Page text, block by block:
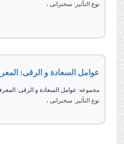
نوع التأثير: سخنرانی
عوامل السعادة و الرقی:
مجموعه: عوامل السعادة و الرقی:
نوع التأثير: سخنرانی